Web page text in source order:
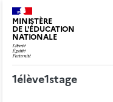
MINISTÈRE
DE L'ÉDUCATION
NATIONALE
1élève1stage